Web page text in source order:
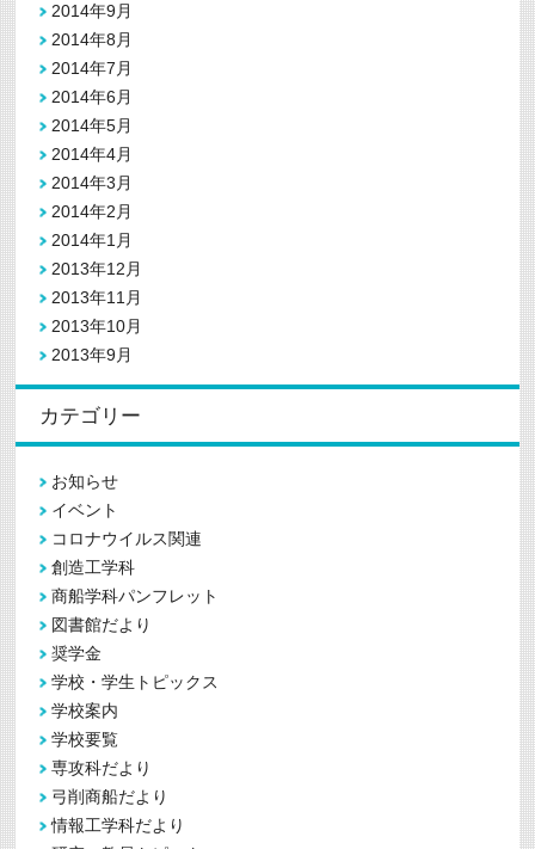
2014年9月
2014年8月
2014年7月
2014年6月
2014年5月
2014年4月
2014年3月
2014年2月
2014年1月
2013年12月
2013年11月
2013年10月
2013年9月
カテゴリー
お知らせ
イベント
コロナウイルス関連
創造工学科
商船学科パンフレット
図書館だより
奨学金
学校・学生トピックス
学校案内
学校要覧
専攻科だより
弓削商船だより
情報工学科だより